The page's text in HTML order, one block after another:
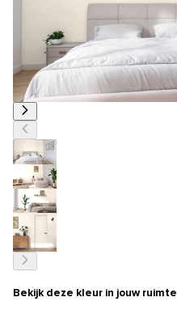
Bekijk deze kleur in jouw ruimte